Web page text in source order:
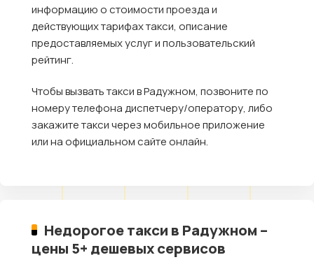
информацию о стоимости проезда и
действующих тарифах такси, описание
предоставляемых услуг и пользовательский
рейтинг.
Чтобы вызвать такси в Радужном, позвоните по
номеру телефона диспетчеру/оператору, либо
закажите такси через мобильное приложение
или на официальном сайте онлайн.
Недорогое такси в Радужном –
цены 5+ дешевых сервисов